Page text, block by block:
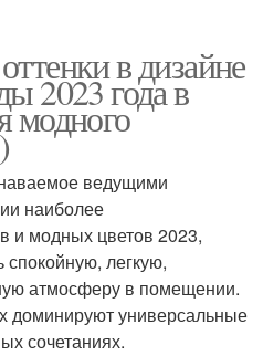
в дизайне
2023 года в
модного
ведущими
наиболее
и модных цветов 2023,
легкую,
атмосферу в помещении.
доминируют универсальные
сочетаниях.